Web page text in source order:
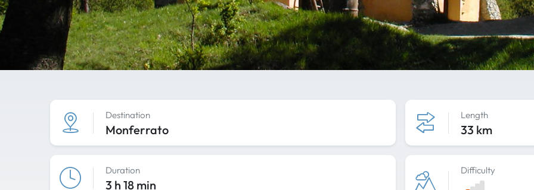
Destination
Monferrato
Length
33 km
Duration
3 h 18 min
Difficulty